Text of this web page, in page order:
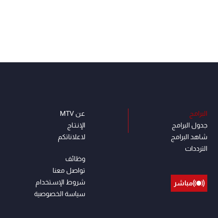
البرامج
جدول البرامج
شاهد البرامج
الترددات
مباشر
عن MTV
الإنـتـاج
لاعلاناتكم
وظائف
تواصل معنا
شروط الإسـتخدام
سياسة الخصوصية